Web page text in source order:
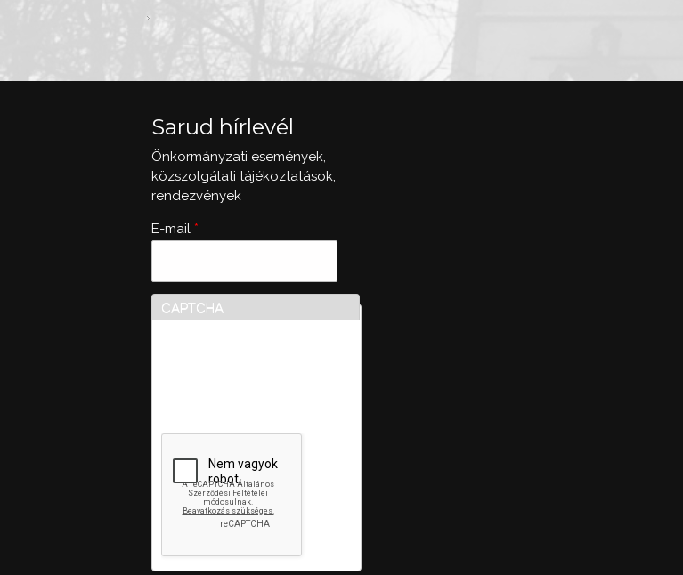
Sarud hírlevél
Önkormányzati események,
közszolgálati tájékoztatások,
rendezvények
E-mail *
CAPTCHA